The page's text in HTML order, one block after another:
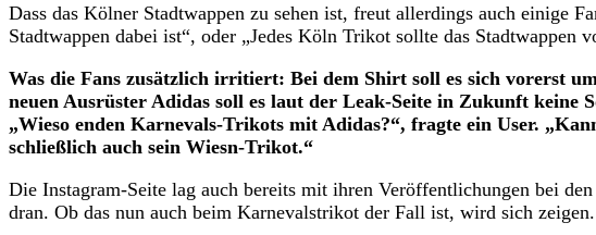
Dass das Kölner Stadtwappen zu sehen ist, freut allerdings auch einige
Stadtwappen dabei ist“, oder „Jedes Köln Trikot sollte das Stadtwappen
Was die Fans zusätzlich irritiert: Bei dem Shirt soll es sich vorerst
neuen Ausrüster Adidas soll es laut der Leak-Seite in Zukunft keine
„Wieso enden Karnevals-Trikots mit Adidas?“, fragte ein User.
schließlich auch sein Wiesn-Trikot.“
Die Instagram-Seite lag auch bereits mit ihren Veröffentlichungen bei
dran. Ob das nun auch beim Karnevalstrikot der Fall ist, wird sich zeigen.